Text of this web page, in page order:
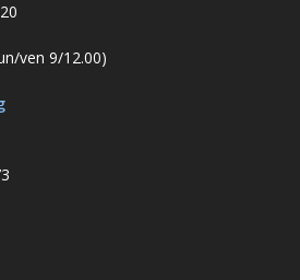
ven 9/12.00)